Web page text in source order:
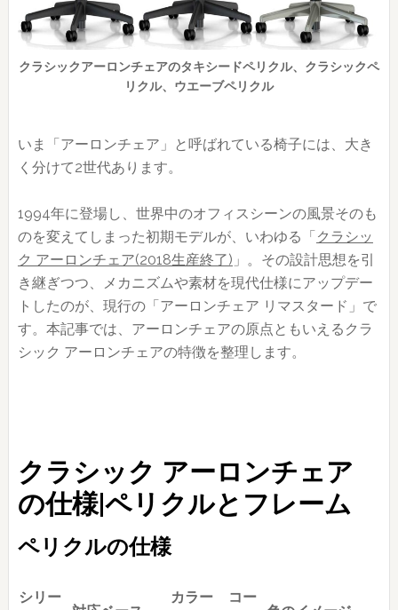
クラシックアーロンチェアのタキシードペリクル、クラシックペ
リクル、ウエーブペリクル
いま「アーロンチェア」と呼ばれている椅子には、大き
く分けて2世代あります。
1994年に登場し、世界中のオフィスシーンの風景そのも
のを変えてしまった初期モデルが、いわゆる「 クラシッ
ク アーロンチェア(2018生産終了) 」。その設計思想を引
き継ぎつつ、メカニズムや素材を現代仕様にアップデー
トしたのが、現行の「アーロンチェア リマスタード」で
す。本記事では、アーロンチェアの原点ともいえるクラ
シック アーロンチェアの特徴を整理します。
クラシック アーロンチェア
の仕様|ペリクルとフレーム
ペリクルの仕様
シリー
カラー
コー